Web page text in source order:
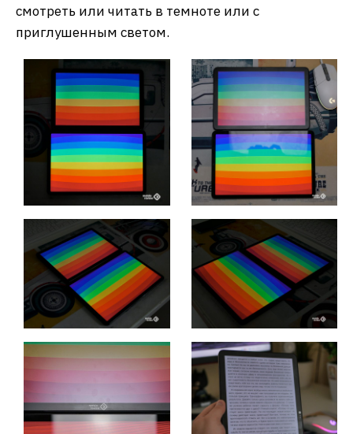
смотреть или читать в темноте или с
приглушенным светом.